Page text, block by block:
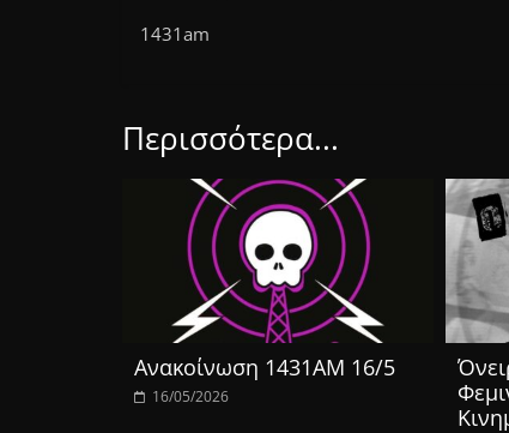
1431am
Περισσότερα...
Ανακοίνωση 1431ΑΜ 16/5
16/05/2026